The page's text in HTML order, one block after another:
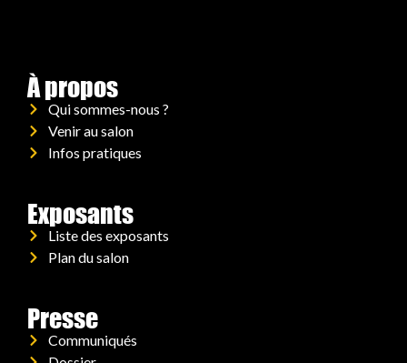
À propos
Qui sommes-nous ?
Venir au salon
Infos pratiques
Exposants
Liste des exposants
Plan du salon
Presse
Communiqués